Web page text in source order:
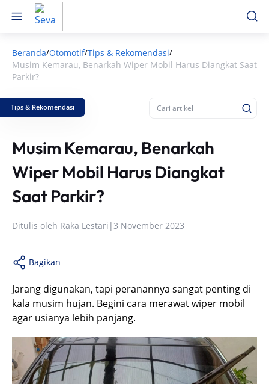
Beranda/Otomotif/Tips & Rekomendasi/
Musim Kemarau, Benarkah Wiper Mobil Harus Diangkat Saat
Parkir?
Tips & Rekomendasi
Musim Kemarau, Benarkah
Wiper Mobil Harus Diangkat
Saat Parkir?
Ditulis oleh Raka Lestari |3 November 2023
Bagikan
Jarang digunakan, tapi peranannya sangat penting di
kala musim hujan. Begini cara merawat wiper mobil
agar usianya lebih panjang.